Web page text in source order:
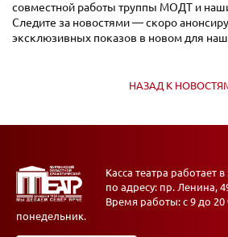
совместной работы труппы МОДТ и
Следите за новостями — скоро
эксклюзивных показов в новом для
НАЗАД К
Касса театра работает
по адресу: пр. Ленина,
Время работы: с 9 до
понедельник.